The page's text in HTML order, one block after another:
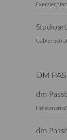
DM
dm
dm